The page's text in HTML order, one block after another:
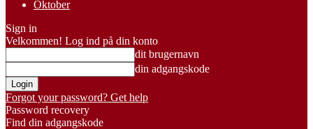
Oktober
Sign in
Velkommen! Log ind på din konto
dit brugernavn
din adgangskode
Forgot your password? Get help
Password recovery
Find din adgangskode